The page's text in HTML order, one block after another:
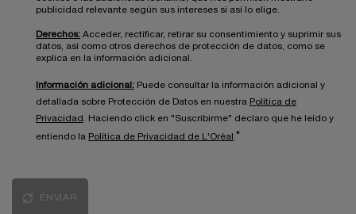
publicidad relevante según sus intereses si así lo elige.
Derechos: Acceder, rectificar, retirar su consentimiento y suprimir sus
datos, así como otros derechos de protección de datos, como se
explica en la información adicional.
Información adicional: Puede consultar la información adicional y
detallada sobre Protección de Datos en nuestra Política de
Privacidad
. Haciendo click en "Suscribirme" declaro que he leído y
entiendo la Política de Privacidad de L'Oréal *
ENVIAR